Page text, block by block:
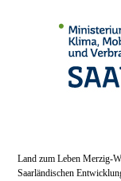
Land zum Leben Merzig-
Saarländischen